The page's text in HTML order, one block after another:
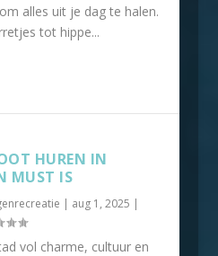
alles uit je dag te halen.
tot hippe...
HUREN IN
MUST IS
| aug 1, 2025 |
vol charme, cultuur en